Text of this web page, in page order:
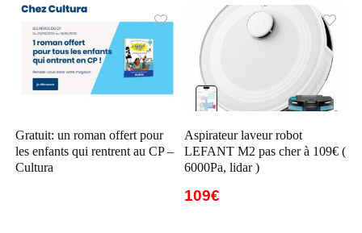
Gratuit: un roman offert pour
les enfants qui rentrent au CP –
Cultura
Aspirateur laveur robot
LEFANT M2 pas cher à 109€ (
6000Pa, lidar )
109€